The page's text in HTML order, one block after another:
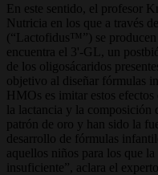
En este sentido, el profesor
Nutricia en los que a través
(“Lactofidus™”) se producen
encuentra el 3'-GL, un
de los oligosácaridos
objetivo al diseñar fórmulas
HMOs es imitar estos
la lactancia y la composición
patrón de oro y han sido la
desarrollo de fórmulas
aquellos niños para los que
insuficiente”, aclara el experto.